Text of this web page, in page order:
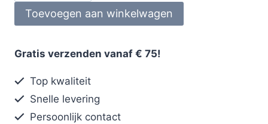
Toevoegen aan winkelwagen
Gratis verzenden vanaf € 75!
Top kwaliteit
Snelle levering
Persoonlijk contact